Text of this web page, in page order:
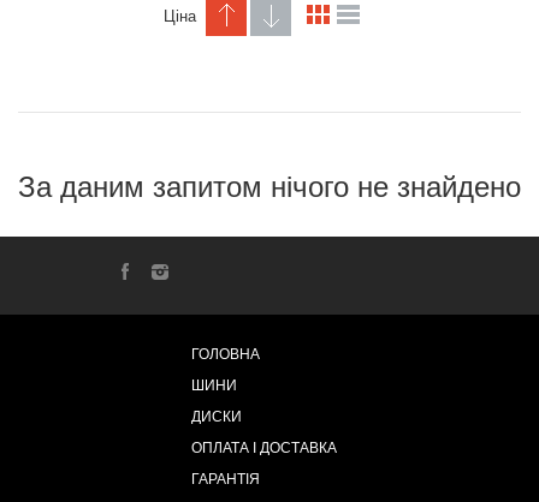
Ціна
За даним запитом нічого не знайдено
ГОЛОВНА
ШИНИ
ДИСКИ
ОПЛАТА І ДОСТАВКА
ГАРАНТІЯ